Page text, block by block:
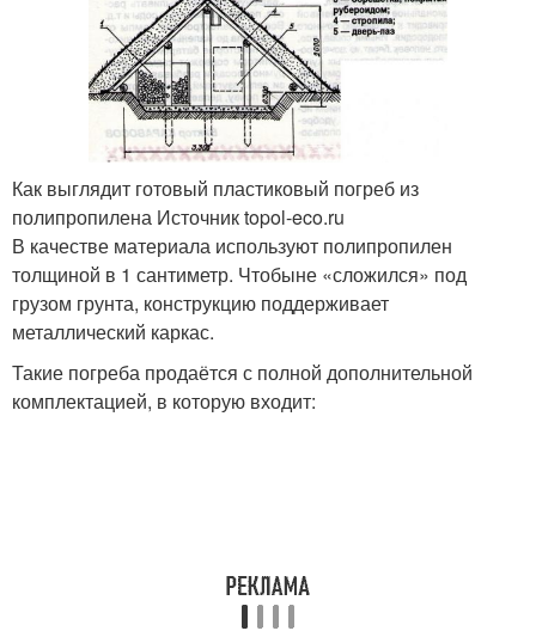
Как выглядит готовый пластиковый погреб из
полипропилена Источник topol-eco.ru
В качестве материала используют полипропилен
толщиной в 1 сантиметр. Чтобыне «сложился» под
грузом грунта, конструкцию поддерживает
металлический каркас.
Такие погреба продаётся с полной дополнительной
комплектацией, в которую входит: